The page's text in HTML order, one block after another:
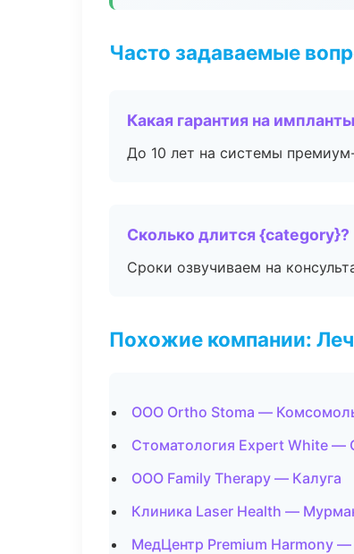
Часто задаваемые
Какая гарантия на
До 10 лет на системы
Сколько длится {category}?
Сроки озвучиваем на
Похожие компании:
ООО Ortho Stoma —
Стоматология Expert White —
ООО Family Therapy — Калуга
Клиника Laser Health —
МедЦентр Premium Harmony